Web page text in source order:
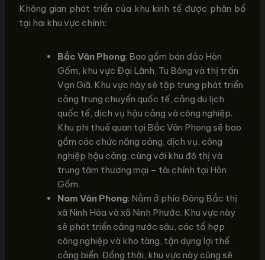
Không gian phát triển của khu kinh tế được phân bổ
tại hai khu vực chính:
Bắc Vân Phong: Bao gồm bán đảo Hòn
Gốm, khu vực Đại Lãnh, Tu Bông và thị trấn
Vạn Giã. Khu vực này sẽ tập trung phát triển
cảng trung chuyển quốc tế, cảng du lịch
quốc tế, dịch vụ hậu cảng và công nghiệp.
Khu phi thuế quan tại Bắc Vân Phong sẽ bao
gồm các chức năng cảng, dịch vụ, công
nghiệp hậu cảng, cùng với khu đô thị và
trung tâm thương mại – tài chính tại Hòn
Gốm.
Nam Vân Phong: Nằm ở phía Đông Bắc thị
xã Ninh Hòa và xã Ninh Phước. Khu vực này
sẽ phát triển cảng nước sâu, các tổ hợp
công nghiệp và kho tàng, tận dụng lợi thế
cảng biển. Đồng thời, khu vực này cũng sẽ